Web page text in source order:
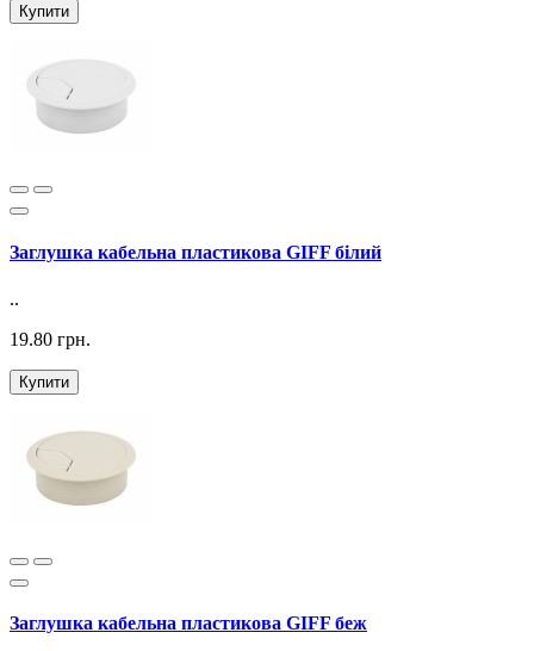
Купити
Заглушка кабельна пластикова GIFF білий
..
19.80 грн.
Купити
Заглушка кабельна пластикова GIFF беж